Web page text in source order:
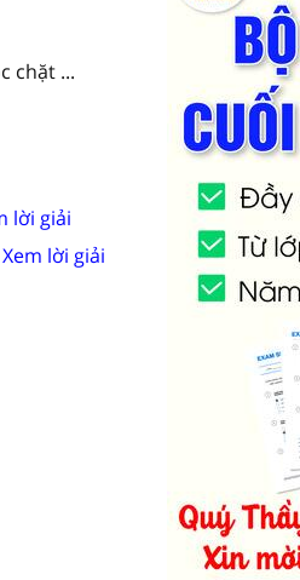
chặt ...
lời giải
Xem lời giải